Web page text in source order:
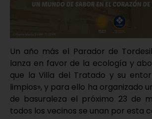
Un año más el Parador de
lanza en favor de la ecología y
que la Villa del Tratado y su
limpios», y para ello ha organizado
de basuraleza el próximo 23 de
todos los vecinos se unan por esta